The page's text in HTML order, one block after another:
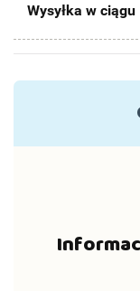
Wysyłka w ciągu